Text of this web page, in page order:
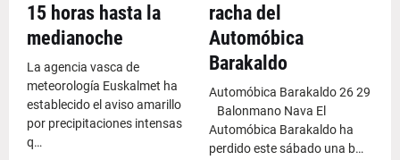
15 horas hasta la
medianoche
La agencia vasca de
meteorología Euskalmet ha
establecido el aviso amarillo
por precipitaciones intensas
q…
racha del
Automóbica
Barakaldo
Automóbica Barakaldo 26 29
Balonmano Nava El
Automóbica Barakaldo ha
perdido este sábado una b…